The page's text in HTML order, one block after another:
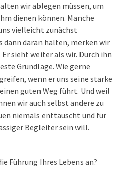
wir ablegen müssen, um
dienen können. Manche
vielleicht zunächst
dann daran halten, merken wir
sieht weiter als wir. Durch ihn
Grundlage. Wie gerne
wenn er uns seine starke
guten Weg führt. Und weil
wir auch selbst andere zu
niemals enttäuscht und für
Begleiter sein will.
Führung Ihres Lebens an?